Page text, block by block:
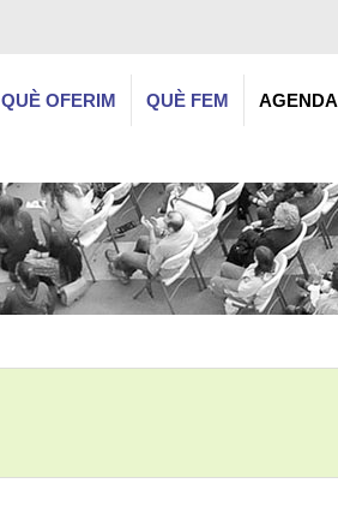
QUÈ OFERIM QUÈ FEM AGENDA